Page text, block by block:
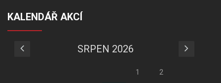
KALENDÁŘ AKCÍ
SRPEN 2026
1 2